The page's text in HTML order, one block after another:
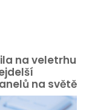
na veletrhu
na světě